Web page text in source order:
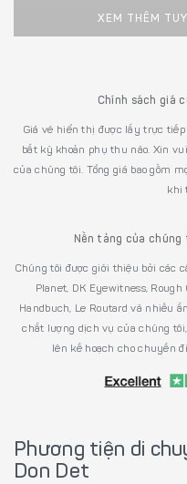
XEM THÊM
Chính sách giá
Giá vé hiển thị được lấy trực
bất kỳ khoản phụ thu nào. Xin
của chúng tôi. Tổng giá bao gồm
khi
Nền tảng của
Chúng tôi được giới thiệu bởi các
Planet, DK Eyewitness,
Handbuch, Le Routard và nhiều
chất lượng dịch vụ của chúng
lên kế hoạch cho chuyến
Phương tiện di
Don Det